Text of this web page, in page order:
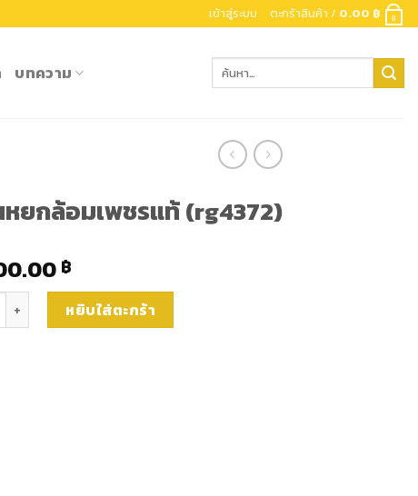
เข้าสู่ระบบ ตะกร้าสินค้า / 0.00 ฿ 0
บทความ ค้นหา:
ยกล้อมเพชรแท้ (rg4372)
฿
วนหยกล้อมเพชรแท้ (rg4372) ชิ้น
หยิบใส่ตะกร้า